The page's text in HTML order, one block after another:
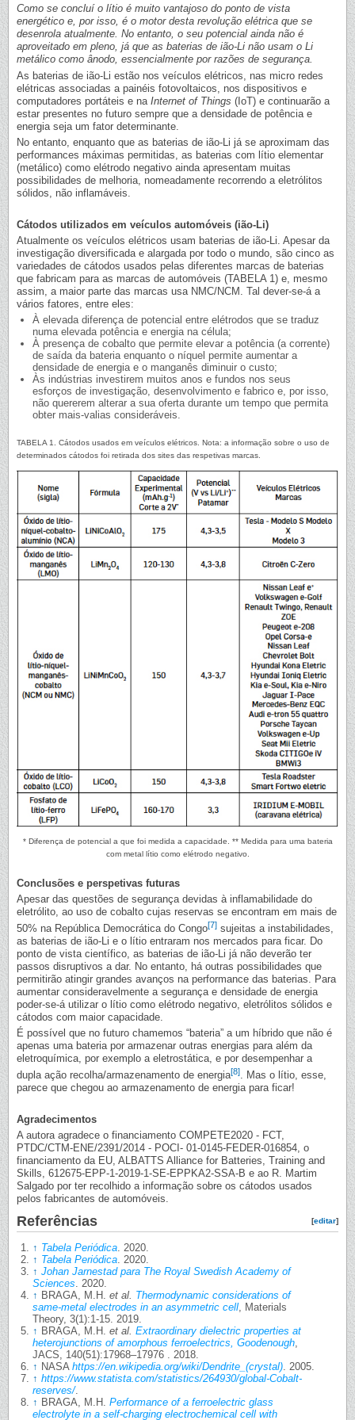
Como se concluí o lítio é muito vantajoso do ponto de vista
energético e, por isso, é o motor desta revolução elétrica que se
desenrola atualmente. No entanto, o seu potencial ainda não é
aproveitado em pleno, já que as baterias de ião-Li não usam o Li
metálico como ânodo, essencialmente por razões de segurança.
As baterias de ião-Li estão nos veículos elétricos, nas micro redes
elétricas associadas a painéis fotovoltaicos, nos dispositivos e
computadores portáteis e na Internet of Things (IoT) e continuarão a
estar presentes no futuro sempre que a densidade de potência e
energia seja um fator determinante.
No entanto, enquanto que as baterias de ião-Li já se aproximam das
performances máximas permitidas, as baterias com lítio elementar
(metálico) como elétrodo negativo ainda apresentam muitas
possibilidades de melhoria, nomeadamente recorrendo a eletrólitos
sólidos, não inflamáveis.
Cátodos utilizados em veículos automóveis (ião-Li)
Atualmente os veículos elétricos usam baterias de ião-Li. Apesar da
investigação diversificada e alargada por todo o mundo, são cinco as
variedades de cátodos usados pelas diferentes marcas de baterias
que fabricam para as marcas de automóveis (TABELA 1) e, mesmo
assim, a maior parte das marcas usa NMC/NCM. Tal dever-se-á a
vários fatores, entre eles:
À elevada diferença de potencial entre elétrodos que se traduz
numa elevada potência e energia na célula;
À presença de cobalto que permite elevar a potência (a corrente)
de saída da bateria enquanto o níquel permite aumentar a
densidade de energia e o manganês diminuir o custo;
Às indústrias investirem muitos anos e fundos nos seus
esforços de investigação, desenvolvimento e fabrico e, por isso,
não quererem alterar a sua oferta durante um tempo que permita
obter mais-valias consideráveis.
TABELA 1. Cátodos usados em veículos elétricos. Nota: a informação sobre o uso de
determinados cátodos foi retirada dos sites das respetivas marcas.
* Diferença de potencial a que foi medida a capacidade. ** Medida para uma bateria
com metal lítio como elétrodo negativo.
Conclusões e perspetivas futuras
Apesar das questões de segurança devidas à inflamabilidade do
eletrólito, ao uso de cobalto cujas reservas se encontram em mais de
50% na República Democrática do Congo[7] sujeitas a instabilidades,
as baterias de ião-Li e o lítio entraram nos mercados para ficar. Do
ponto de vista científico, as baterias de ião-Li já não deverão ter
passos disruptivos a dar. No entanto, há outras possibilidades que
permitirão atingir grandes avanços na performance das baterias. Para
aumentar consideravelmente a segurança e densidade de energia
poder-se-á utilizar o lítio como elétrodo negativo, eletrólitos sólidos e
cátodos com maior capacidade.
É possível que no futuro chamemos “bateria” a um híbrido que não é
apenas uma bateria por armazenar outras energias para além da
eletroquímica, por exemplo a eletrostática, e por desempenhar a
dupla ação recolha/armazenamento de energia[8]. Mas o lítio, esse,
parece que chegou ao armazenamento de energia para ficar!
Agradecimentos
A autora agradece o financiamento COMPETE2020 - FCT,
PTDC/CTM-ENE/2391/2014 - POCI- 01-0145-FEDER-016854, o
financiamento da EU, ALBATTS Alliance for Batteries, Training and
Skills, 612675-EPP-1-2019-1-SE-EPPKA2-SSA-B e ao R. Martim
Salgado por ter recolhido a informação sobre os cátodos usados
pelos fabricantes de automóveis.
[editar]
Referências
↑ Tabela Periódica. 2020.
↑ Tabela Periódica. 2020.
↑ Johan Jarnestad para The Royal Swedish Academy of
Sciences. 2020.
↑ BRAGA, M.H. et al. Thermodynamic considerations of
same-metal electrodes in an asymmetric cell, Materials
Theory, 3(1):1-15. 2019.
↑ BRAGA, M.H. et al. Extraordinary dielectric properties at
heterojunctions of amorphous ferroelectrics, Goodenough,
JACS, 140(51):17968–17976 . 2018.
↑ NASA https://en.wikipedia.org/wiki/Dendrite_(crystal). 2005.
↑ https://www.statista.com/statistics/264930/global-Cobalt-
reserves/.
↑ BRAGA, M.H. Performance of a ferroelectric glass
electrolyte in a self-charging electrochemical cell with